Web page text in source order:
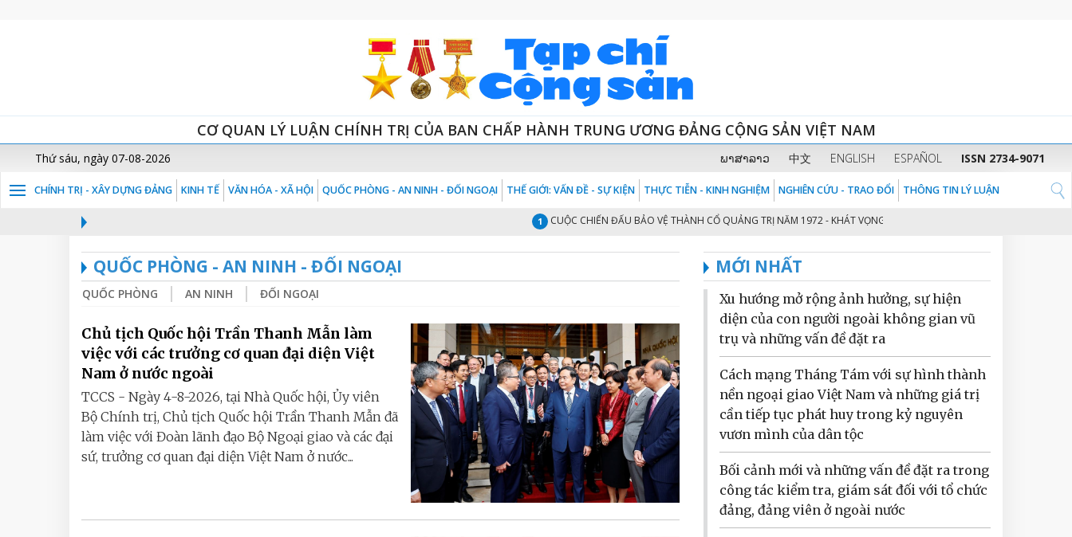
CƠ QUAN LÝ LUẬN CHÍNH TRỊ CỦA BAN CHẤP HÀNH TRUNG ƯƠNG ĐẢNG CỘNG SẢN VIỆT NAM
Thứ sáu, ngày 07-08-2026 ພາສາລາວ 中文 ENGLISH ESPAÑOL ISSN 2734-9071
CHÍNH TRỊ - XÂY DỰNG ĐẢNG KINH TẾ VĂN HÓA - XÃ HỘI QUỐC PHÒNG - AN NINH - ĐỐI NGOẠI THẾ GIỚI: VẤN ĐỀ - SỰ KIỆN THỰC TIỄN - KINH NGHIỆM NGHIÊN CỨU - TRAO ĐỔI THÔNG TIN LÝ LUẬN
CUỘC CHIẾN ĐẤU BẢO VỆ THÀNH CỔ QUẢNG TRỊ NĂM 1972 - KHÁT VỌNG ĐỘC LẬP, TỰ DO CỦA DÂN TỘC VIỆT NAM
QUỐC PHÒNG - AN NINH - ĐỐI NGOẠI
QUỐC PHÒNG AN NINH ĐỐI NGOẠI
Chủ tịch Quốc hội Trần Thanh Mẫn làm
việc với các trưởng cơ quan đại diện Việt
Nam ở nước ngoài
TCCS - Ngày 4-8-2026, tại Nhà Quốc hội, Ủy viên
Bộ Chính trị, Chủ tịch Quốc hội Trần Thanh Mẫn đã
làm việc với Đoàn lãnh đạo Bộ Ngoại giao và các đại
sứ, trưởng cơ quan đại diện Việt Nam ở nước...
MỚI NHẤT
Xu hướng mở rộng ảnh hưởng, sự hiện
diện của con người ngoài không gian vũ
trụ và những vấn đề đặt ra
Cách mạng Tháng Tám với sự hình thành
nền ngoại giao Việt Nam và những giá trị
cần tiếp tục phát huy trong kỷ nguyên
vươn mình của dân tộc
Bối cảnh mới và những vấn đề đặt ra trong
công tác kiểm tra, giám sát đối với tổ chức
đảng, đảng viên ở ngoài nước